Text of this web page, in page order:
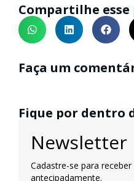
Compartilhe
Faça um
Fique por dentro
Newsletter
Cadastre-se para
antecipadamente.